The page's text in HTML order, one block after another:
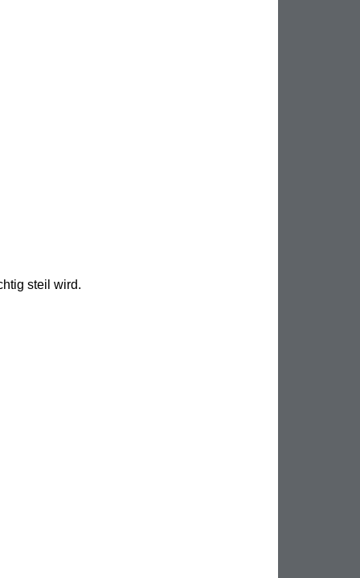
steil wird.